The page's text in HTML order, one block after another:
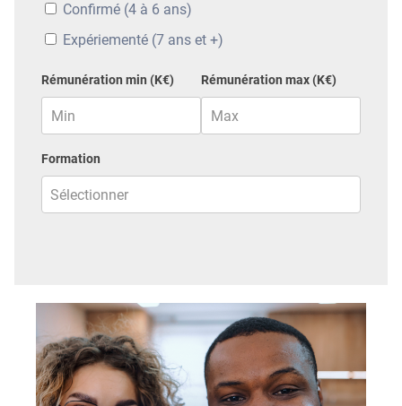
Confirmé (4 à 6 ans)
Expériementé (7 ans et +)
Rémunération min (K€) Rémunération max (K€)
Formation